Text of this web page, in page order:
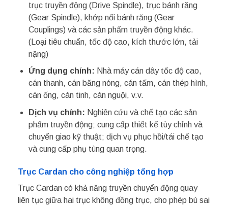
trục truyền động (Drive Spindle), trục bánh răng
(Gear Spindle), khớp nối bánh răng (Gear
Couplings) và các sản phẩm truyền động khác.
(Loại tiêu chuẩn, tốc độ cao, kích thước lớn, tải
nặng)
Ứng dụng chính: Nhà máy cán dây tốc độ cao,
cán thanh, cán băng nóng, cán tấm, cán thép hình,
cán ống, cán tinh, cán nguội, v.v.
Dịch vụ chính: Nghiên cứu và chế tạo các sản
phẩm truyền động; cung cấp thiết kế tùy chỉnh và
chuyển giao kỹ thuật; dịch vụ phục hồi/tái chế tạo
và cung cấp phụ tùng quan trọng.
Trục Cardan cho công nghiệp tổng hợp
Trục Cardan có khả năng truyền chuyển động quay
liên tục giữa hai trục không đồng trục, cho phép bù sai